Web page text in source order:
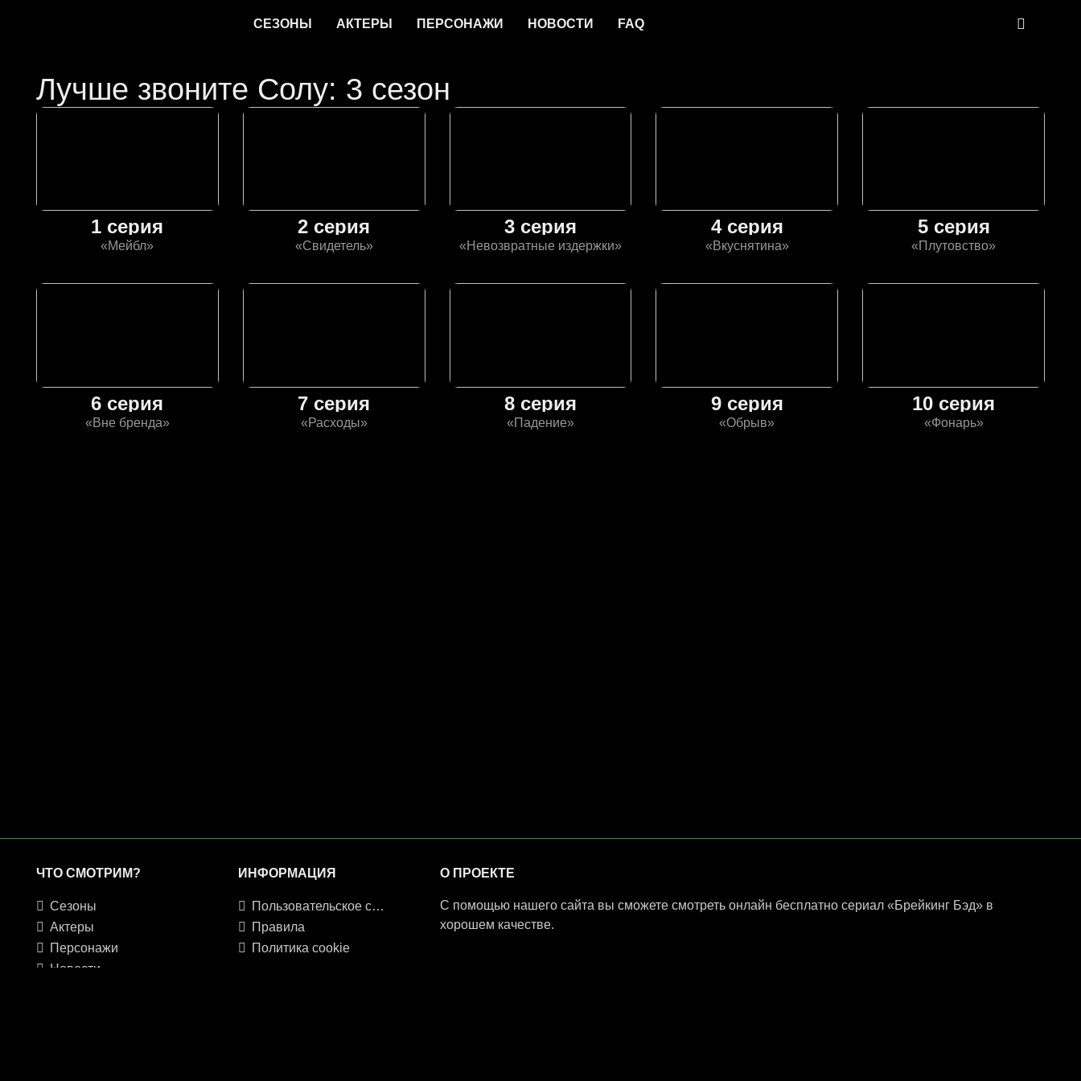
СЕЗОНЫ АКТЕРЫ ПЕРСОНАЖИ НОВОСТИ FAQ
Лучше звоните Солу: 3 сезон
1 серия
«Мейбл»
2 серия
«Свидетель»
3 серия
«Невозвратные издержки»
4 серия
«Вкуснятина»
5 серия
«Плутовство»
6 серия
«Вне бренда»
7 серия
«Расходы»
8 серия
«Падение»
9 серия
«Обрыв»
10 серия
«Фонарь»
ЧТО СМОТРИМ?
Сезоны
Актеры
Персонажи
Новости
ИНФОРМАЦИЯ
Пользовательское соглашение
Правила
Политика cookie
О ПРОЕКТЕ
С помощью нашего сайта вы сможете смотреть онлайн бесплатно сериал «Брейкинг Бэд» в
хорошем качестве.